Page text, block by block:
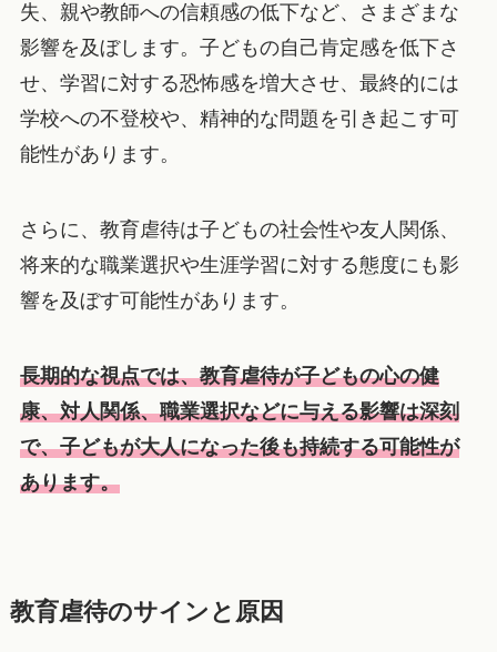
失、親や教師への信頼感の低下など、さまざまな
影響を及ぼします。子どもの自己肯定感を低下さ
せ、学習に対する恐怖感を増大させ、最終的には
学校への不登校や、精神的な問題を引き起こす可
能性があります。
さらに、教育虐待は子どもの社会性や友人関係、
将来的な職業選択や生涯学習に対する態度にも影
響を及ぼす可能性があります。
長期的な視点では、教育虐待が子どもの心の健
康、対人関係、職業選択などに与える影響は深刻
で、子どもが大人になった後も持続する可能性が
あります。
教育虐待のサインと原因